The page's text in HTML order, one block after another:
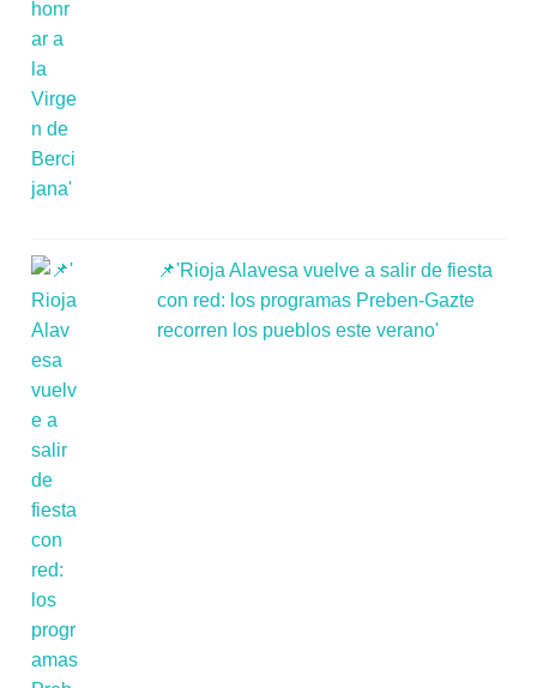
📌'Rioja Alavesa vuelve a salir de fiesta
con red: los programas Preben-Gazte
recorren los pueblos este verano'